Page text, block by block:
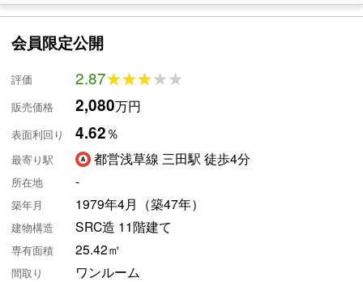
会員限定公開
評価 2.87★★★★★
★★★★★
販売価格 2,080万円
表面利回り 4.62％
最寄り駅 都営浅草線 三田駅 徒歩4分
所在地 -
築年月 1979年4月（築47年）
建物構造 SRC造 11階建て
専有面積 25.42㎡
間取り ワンルーム